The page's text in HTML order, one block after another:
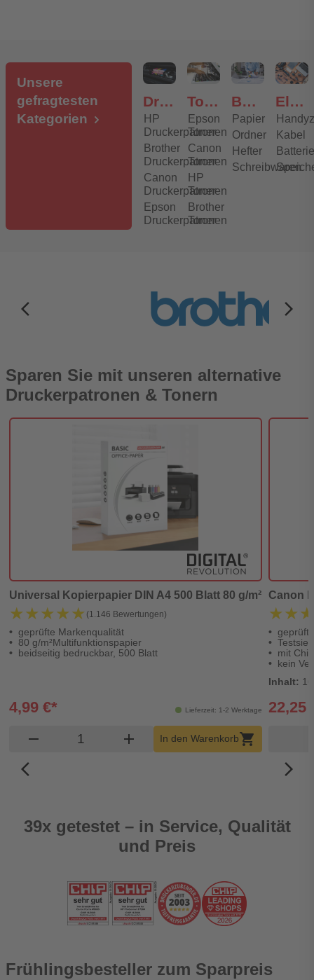
Unsere
gefragtesten
Kategorien
Druckerpatronen
HP
Druckerpatronen
Brother
Druckerpatronen
Canon
Druckerpatronen
Epson
Druckerpatronen
Toner
Epson
Toner
Canon
Toner
HP
Toner
Brother
Toner
Bürobedarf
Papier
Ordner
Hefter
Schreibwaren
Elektronik
Kabel
arrow_back_ios_new arrow_forward_ios
Sparen Sie mit unseren alternative
Druckerpatronen & Tonern
Universal Kopierpapier DIN A4 500 Blatt 80 g/m²
★★★★★
★★★★★ (1.146 Bewertungen)
geprüfte Markenqualität
80 g/m²Multifunktionspapier
beidseitig bedruckbar, 500 Blatt
Lieferzeit: 1-2 Werktage
4,99 €*
remove Produkt Warenkorb Menge
add In den Warenkorbshopping_cart
Canon
mit
kein
Inhalt:
22,25
arrow_back_ios_new arrow_forward_ios
39x getestet – in Service, Qualität
und Preis
Frühlingsbesteller zum Sparpreis